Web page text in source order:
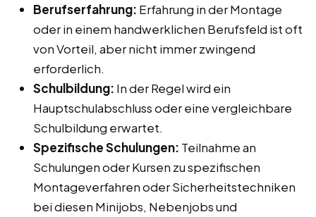
Berufserfahrung: Erfahrung in der Montage
oder in einem handwerklichen Berufsfeld ist oft
von Vorteil, aber nicht immer zwingend
erforderlich.
Schulbildung: In der Regel wird ein
Hauptschulabschluss oder eine vergleichbare
Schulbildung erwartet.
Spezifische Schulungen: Teilnahme an
Schulungen oder Kursen zu spezifischen
Montageverfahren oder Sicherheitstechniken
bei diesen Minijobs, Nebenjobs und